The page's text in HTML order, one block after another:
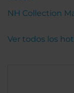
NH Collection
Ver todos los